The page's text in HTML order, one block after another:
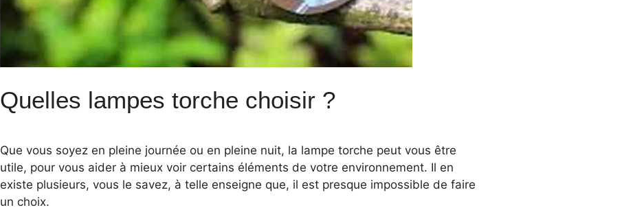
Quelles lampes torche choisir ?
Que vous soyez en pleine journée ou en pleine nuit, la lampe torche peut vous être
utile, pour vous aider à mieux voir certains éléments de votre environnement. Il en
existe plusieurs, vous le savez, à telle enseigne que, il est presque impossible de faire
un choix.